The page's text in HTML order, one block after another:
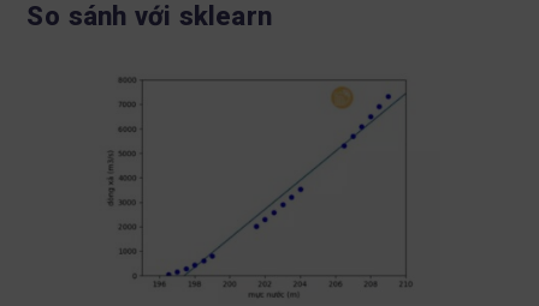
So sánh với sklearn